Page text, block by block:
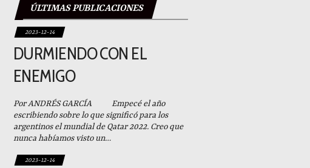
ÚLTIMAS PUBLICACIONES
2023-12-14
DURMIENDO CON EL
ENEMIGO
Por ANDRÉS GARCÍA Empecé el año
escribiendo sobre lo que significó para los
argentinos el mundial de Qatar 2022. Creo que
nunca habíamos visto un…
2023-12-14